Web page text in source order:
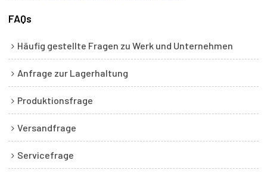
FAQs
Häufig gestellte Fragen zu Werk und Unternehmen
Anfrage zur Lagerhaltung
Produktionsfrage
Versandfrage
Servicefrage